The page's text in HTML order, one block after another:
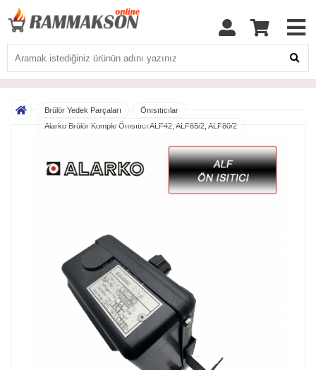
Brülör Yedek Parçaları
Önısıtıcılar
Alarko Brülör Komple Önısıtıcı ALF42, ALF65/2, ALF80/2